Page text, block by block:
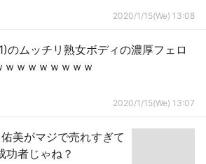
2020/1/15(We) 13:08
のムッチリ熟女ボディの濃厚フェロ
ｗｗｗｗｗｗｗ
2020/1/15(We) 13:07
美がマジで売れすぎて
功者じゃね？